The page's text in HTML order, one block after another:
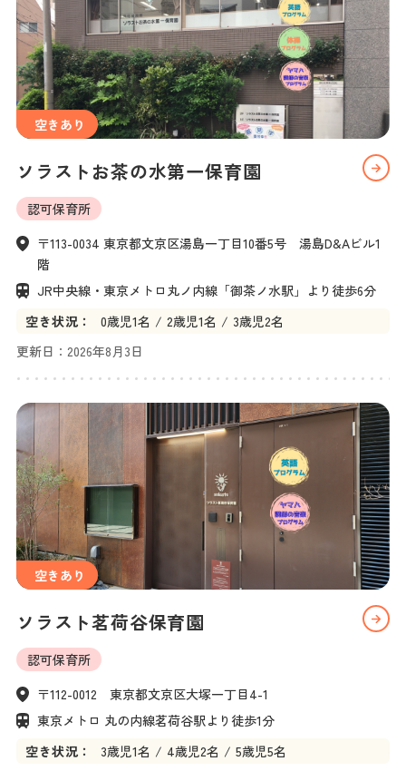
空きあり
ソラストお茶の水第一保育園
認可保育所
〒113-0034 東京都文京区湯島一丁目10番5号　湯島D&Aビル1
階
JR中央線・東京メトロ丸ノ内線「御茶ノ水駅」より徒歩6分
空き状況：
0歳児1名 2歳児1名 3歳児2名
更新日： 2026年8月3日
空きあり
ソラスト茗荷谷保育園
認可保育所
〒112-0012　東京都文京区大塚一丁目4-1
東京メトロ 丸の内線茗荷谷駅より徒歩1分
空き状況：
3歳児1名 4歳児2名 5歳児5名